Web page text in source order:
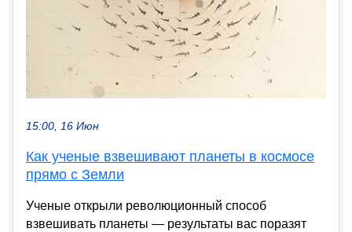
15:00, 16 Июн
Как ученые взвешивают планеты в космосе
прямо с Земли
Ученые открыли революционный способ
взвешивать планеты — результаты вас поразят